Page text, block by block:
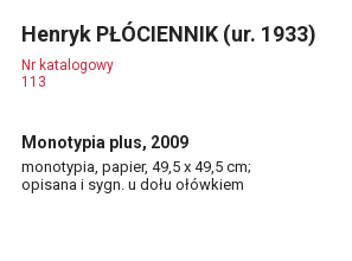
Henryk PŁÓCIENNIK (ur. 1933)
Nr katalogowy
113
Monotypia plus, 2009
monotypia, papier, 49,5 x 49,5 cm;
opisana i sygn. u dołu ołówkiem